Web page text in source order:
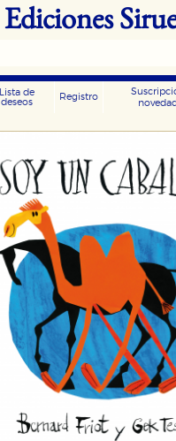
Ediciones
Lista de
deseos
Registro